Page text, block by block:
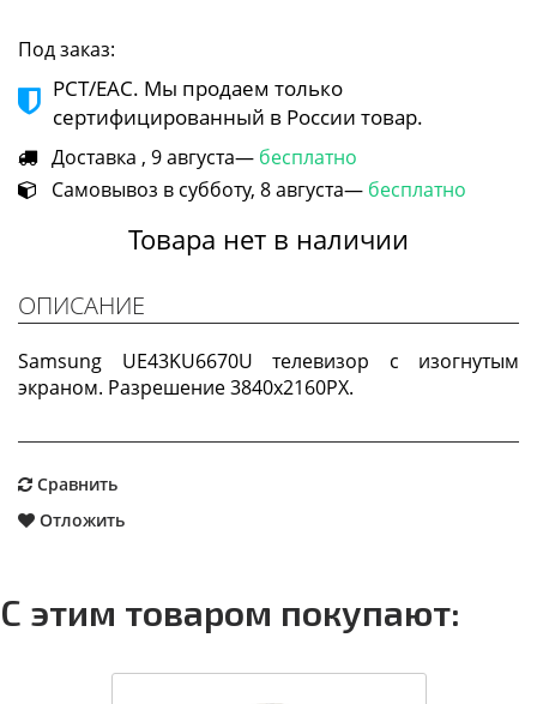
Под заказ:
РСТ/ЕАС. Мы продаем только
сертифицированный в России товар.
Доставка , 9 августа— бесплатно
Самовывоз в субботу, 8 августа— бесплатно
Товара нет в наличии
ОПИСАНИЕ
Samsung UE43KU6670U телевизор с изогнутым
экраном. Разрешение 3840x2160PX.
Сравнить
Отложить
С этим товаром покупают: